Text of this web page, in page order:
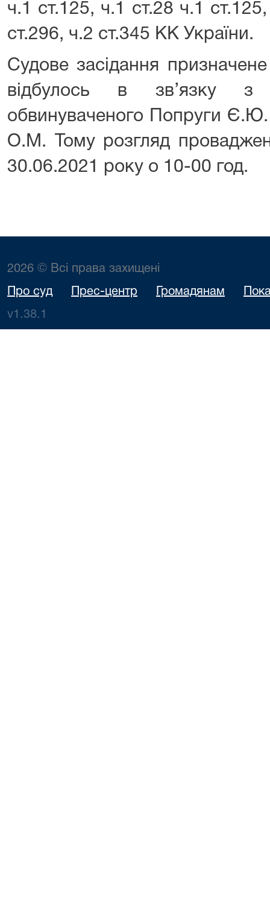
ч.1 ст.125, ч.1 ст.28 ч.1
ст.296, ч.2 ст.345 КК України.
Судове засідання
відбулось в зв’язку з
обвинуваченого Попруги Є.Ю.
О.М. Тому розгляд
30.06.2021 року о 10-00 год.
2026 © Всі права захищені
Про суд Прес-центр Громадянам
v1.38.1